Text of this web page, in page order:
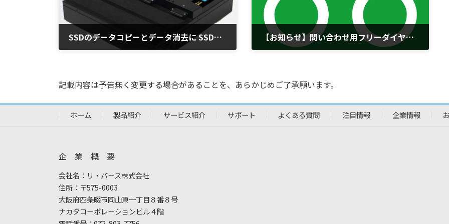
SSDのデータコピーとデータ消去に SSDERAZER CyCLONE4/9 【お知らせ】問い合わせ用フリーダイヤルの番号変更のお知らせ
記載内容は予告無く変更する場合があることを、あらかじめご了承願います。
ホーム 製品紹介 サービス紹介 サポート よくある質問 注目情報 企業情報
企 業 概 要
会社名：リ・バース株式会社
住所：〒575-0003
大阪府四条畷市岡山東一丁目８番８号
ナカタコーポレーションビル４階